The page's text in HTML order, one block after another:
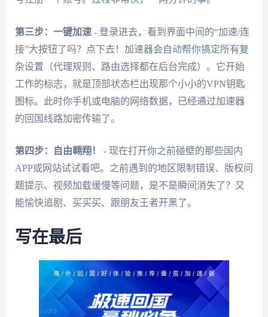
第三步：一键加速- 登录进去，看到界面中间的“加速/连
接”大按钮了吗？点下去！加速器会自动帮你搞定所有复
杂设置（代理规则、路由选择都在后台完成）。它开始
工作的标志，就是顶部状态栏出现那个小小的VPN钥匙
图标。此时你手机或电脑的网络数据，已经通过加速器
的回国线路加密传输了。
第四步：自由翱翔！
- 现在打开你之前碰壁的那些国内
APP或网站试试看吧。之前遇到的地区限制错误、版权问
题提示、视频加载缓慢等问题，是不是瞬间消失了？又
能愉快追剧、买买买、跟朋友王者开黑了。
写在最后